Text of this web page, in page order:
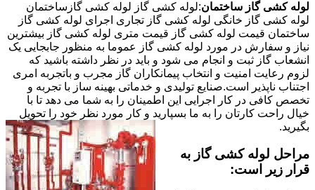
لوله کشی گاز ساختمان:لوله کشی گاز لوله کشی گازساختمان
لوله کشی گاز خانگی لوله کشی گاز تجاری اجرای لوله کشی گاز
ساختمان قیمت لوله کشی گاز قیمت متری لوله کشی گاز بیشترین
نیاز و سفارش در مورد لوله کشی گاز عموما به منظور جابجایی یک
انشعاب گاز ثبت و انجام می شود و باید در نظر داشته باشید که
لزوم رعایت امنیت و انتخاب پیمانکاران گاز مجرب و باتجربه امری
اجتناب ناپذیر است.صنایع تولیدی و خدماتی بهینه ساز با تجربه و
تخصص کافی در کار اجرایی این اطمینان را به شما می دهد تا با
خیال راحت کارتان را به ما بسپارید و کار مورد نظر خود را تحویل
بگیرید.
مراحل لوله کشی گاز به
قرار زیر است: